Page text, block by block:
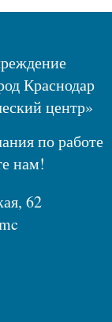
Краснодар
центр»
по работе
нам!
62